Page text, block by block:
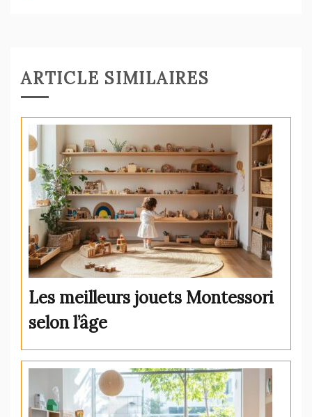
éducatives ?
de
l’article
ARTICLE SIMILAIRES
Les meilleurs jouets Montessori
selon l’âge